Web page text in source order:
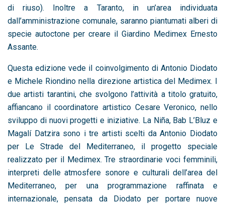
di riuso). Inoltre a Taranto, in un’area individuata
dall’amministrazione comunale, saranno piantumati alberi di
specie autoctone per creare il Giardino Medimex Ernesto
Assante.
Questa edizione vede il coinvolgimento di Antonio Diodato
e Michele Riondino nella direzione artistica del Medimex. I
due artisti tarantini, che svolgono l’attività a titolo gratuito,
affiancano il coordinatore artistico Cesare Veronico, nello
sviluppo di nuovi progetti e iniziative. La Niña, Bab L’Bluz e
Magalí Datzira sono i tre artisti scelti da Antonio Diodato
per Le Strade del Mediterraneo, il progetto speciale
realizzato per il Medimex. Tre straordinarie voci femminili,
interpreti delle atmosfere sonore e culturali dell’area del
Mediterraneo, per una programmazione raffinata e
internazionale, pensata da Diodato per portare nuove